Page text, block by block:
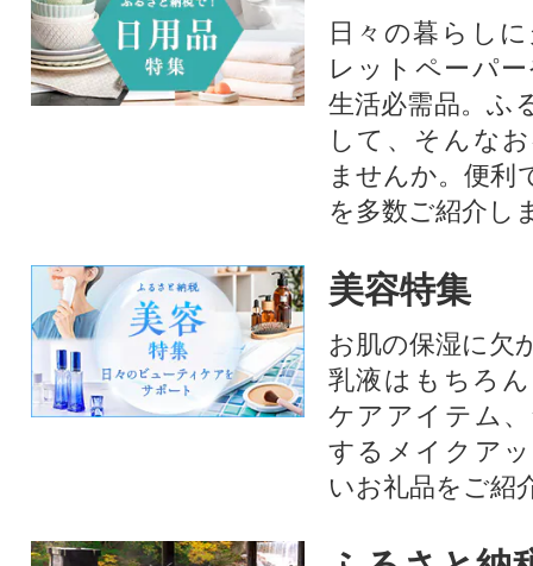
日々の暮らし
レットペーパ
生活必需品。ふ
して、そんな
ませんか。便利
を多数ご紹介し
美容特集
お肌の保湿に欠
乳液はもちろ
ケアアイテム
するメイクア
いお礼品をご紹